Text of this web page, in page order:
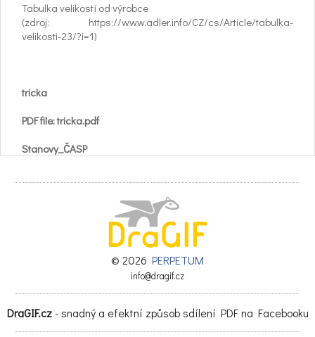
Tabulka velikostí od výrobce
(zdroj: https://www.adler.info/CZ/cs/Article/tabulka-
velikosti-23/?i=1)
tricka
PDF file: tricka.pdf
Stanovy_ČASP
© 2026 PERPETUM
info@dragif.cz
DraGIF.cz- snadný a efektní způsob sdílení PDF na Facebooku